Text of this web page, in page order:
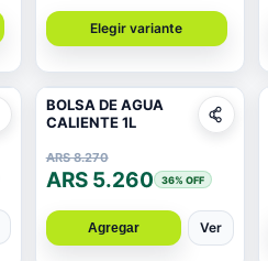
Elegir variante
BOLSA DE AGUA
CALIENTE 1L
ARS 8.270
ARS 5.260 36% OFF
Agregar Ver